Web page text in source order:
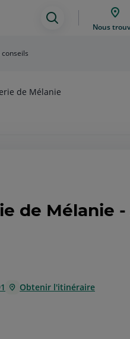
Assistance
Nous
conseils
de Mélanie
de Mélanie -
Obtenir l'itinéraire